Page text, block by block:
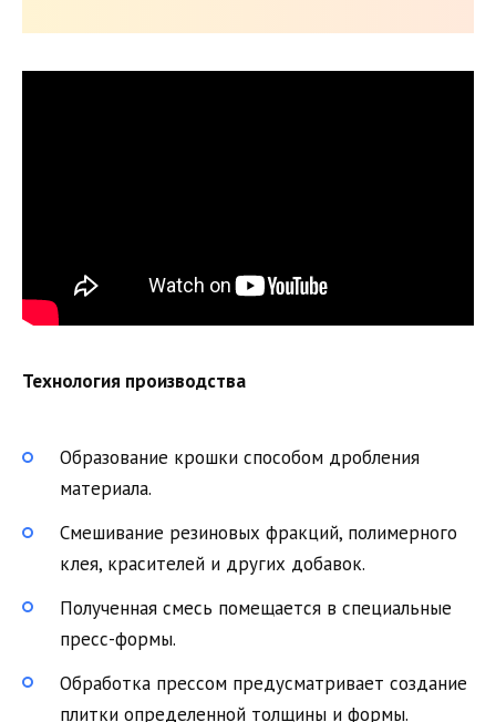
Технология производства
Образование крошки способом дробления
материала.
Смешивание резиновых фракций, полимерного
клея, красителей и других добавок.
Полученная смесь помещается в специальные
пресс-формы.
Обработка прессом предусматривает создание
плитки определенной толщины и формы.